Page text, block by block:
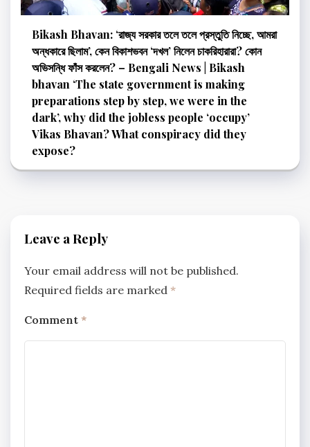
Bikash Bhavan: ‘রাজ্য সরকার তলে তলে প্রস্তুতি নিচ্ছে, আমরা
অন্ধকারে ছিলাম’, কেন বিকাশভবন ‘দখল’ নিলেন চাকরিহারারা? কোন
অভিসন্ধি ফাঁস করলেন? – Bengali News | Bikash
bhavan ‘The state government is making
preparations step by step, we were in the
dark’, why did the jobless people ‘occupy’
Vikas Bhavan? What conspiracy did they
expose?
Leave a Reply
Your email address will not be published.
Required fields are marked *
Comment *